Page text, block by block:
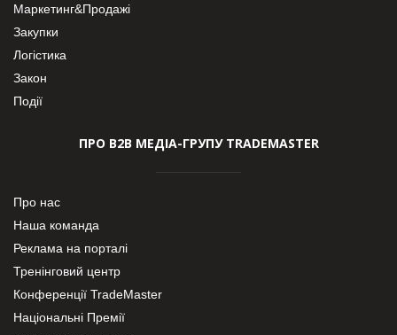
Маркетинг&Продажі
Закупки
Логістика
Закон
Події
ПРО В2В МЕДІА-ГРУПУ TRADEMASTER
Про нас
Наша команда
Реклама на порталі
Тренінговий центр
Конференції TradeMaster
Національні Премії